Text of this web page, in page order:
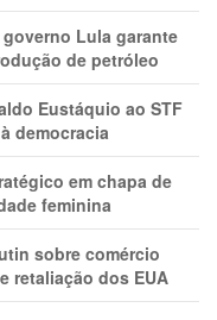
Lula garante
de petróleo
Eustáquio ao STF
democracia
em chapa de
feminina
sobre comércio
retaliação dos EUA